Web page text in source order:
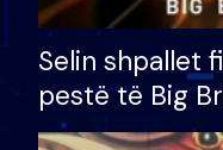
Selin shpallet
pestë të Big
çmimin e